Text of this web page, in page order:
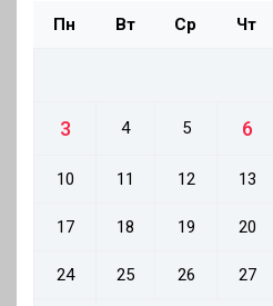
Пн Вт Ср Чт
3 4 5 6
10 11 12 13
17 18 19 20
24 25 26 27